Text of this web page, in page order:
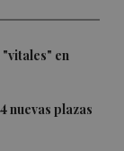
en
nuevas plazas